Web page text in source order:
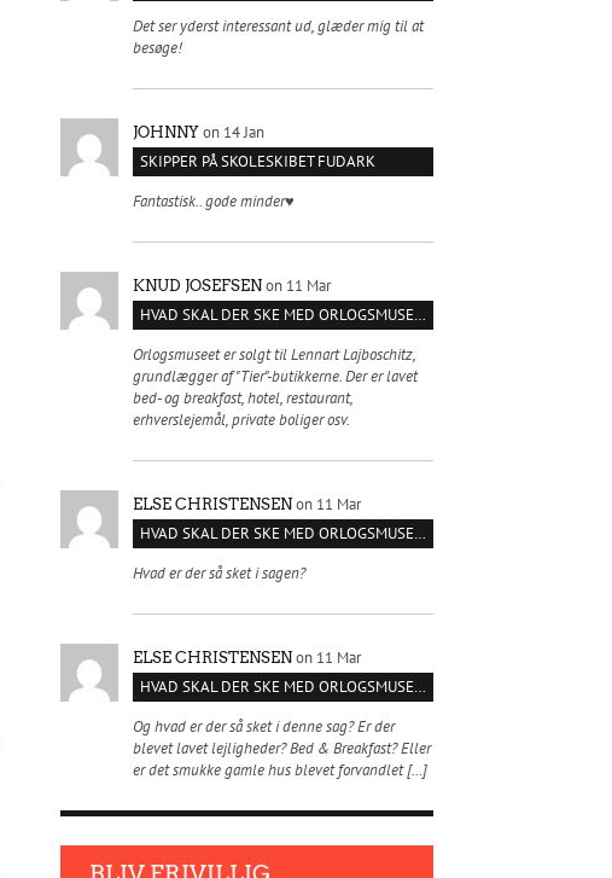
Det ser yderst interessant ud, glæder mig til at
besøge!
JOHNNY on 14 Jan
SKIPPER PÅ SKOLESKIBET FUDARK
Fantastisk.. gode minder♥️
KNUD JOSEFSEN on 11 Mar
HVAD SKAL DER SKE MED ORLOGSMUSEET?
Orlogsmuseet er solgt til Lennart Lajboschitz,
grundlægger af "Tier"-butikkerne. Der er lavet
bed- og breakfast, hotel, restaurant,
erhverslejemål, private boliger osv.
ELSE CHRISTENSEN on 11 Mar
HVAD SKAL DER SKE MED ORLOGSMUSEET?
Hvad er der så sket i sagen?
ELSE CHRISTENSEN on 11 Mar
HVAD SKAL DER SKE MED ORLOGSMUSEET?
Og hvad er der så sket i denne sag? Er der
blevet lavet lejligheder? Bed & Breakfast? Eller
er det smukke gamle hus blevet forvandlet […]